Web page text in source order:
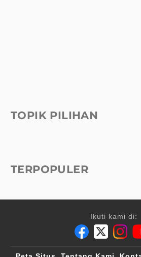
TOPIK PILIHAN
TERPOPULER
Ikuti kami di: